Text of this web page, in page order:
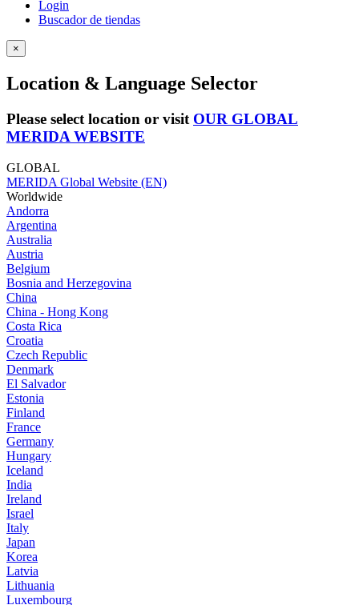
Login
Buscador de tiendas
×
Location & Language Selector
Please select location or visit OUR GLOBAL
MERIDA WEBSITE
GLOBAL
MERIDA Global Website (EN)
Worldwide
Andorra
Argentina
Australia
Austria
Belgium
Bosnia and Herzegovina
China
China - Hong Kong
Costa Rica
Croatia
Czech Republic
Denmark
El Salvador
Estonia
Finland
France
Germany
Hungary
Iceland
India
Ireland
Israel
Italy
Japan
Korea
Latvia
Lithuania
Luxembourg